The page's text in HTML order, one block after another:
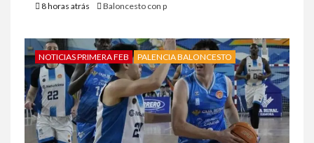
8 horas atrás Baloncesto con p
NOTICIAS PRIMERA FEB PALENCIA BALONCESTO